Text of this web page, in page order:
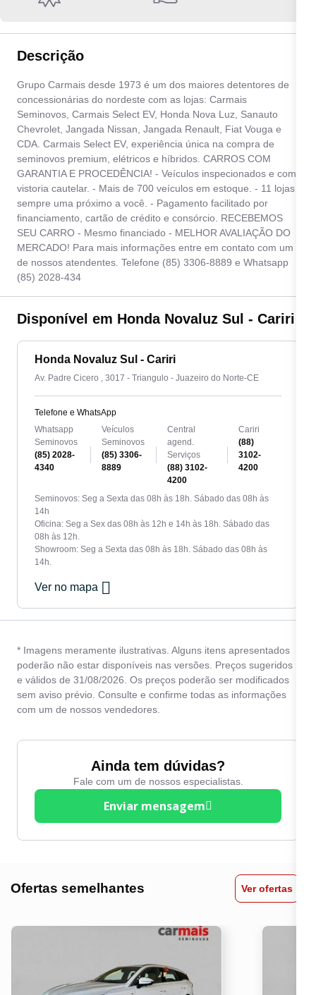
Descrição
Grupo Carmais desde 1973 é um dos maiores detentores de
concessionárias do nordeste com as lojas: Carmais
Seminovos, Carmais Select EV, Honda Nova Luz, Sanauto
Chevrolet, Jangada Nissan, Jangada Renault, Fiat Vouga e
CDA. Carmais Select EV, experiência única na compra de
seminovos premium, elétricos e híbridos. CARROS COM
GARANTIA E PROCEDÊNCIA! - Veículos inspecionados e com
vistoria cautelar. - Mais de 700 veículos em estoque. - 11 lojas
sempre uma próximo a você. - Pagamento facilitado por
financiamento, cartão de crédito e consórcio. RECEBEMOS
SEU CARRO - Mesmo financiado - MELHOR AVALIAÇÃO DO
MERCADO! Para mais informações entre em contato com um
de nossos atendentes. Telefone (85) 3306-8889 e Whatsapp
(85) 2028-434
Disponível em Honda Novaluz Sul - Cariri
Honda Novaluz Sul - Cariri
Av. Padre Cicero , 3017 - Triangulo - Juazeiro do Norte-CE
Telefone e WhatsApp
Whatsapp
Seminovos
(85) 2028-
4340
Veículos
Seminovos
(85) 3306-
8889
Central
agend.
Serviços
(88) 3102-
4200
Cariri
(88)
3102-
4200
Seminovos: Seg a Sexta das 08h às 18h. Sábado das 08h às
14h
Oficina: Seg a Sex das 08h às 12h e 14h às 18h. Sábado das
08h às 12h.
Showroom: Seg a Sexta das 08h às 18h. Sábado das 08h às
14h.
Ver no mapa
* Imagens meramente ilustrativas. Alguns itens apresentados
poderão não estar disponíveis nas versões. Preços sugeridos
e válidos de 31/08/2026. Os preços poderão ser modificados
sem aviso prévio. Consulte e confirme todas as informações
com um de nossos vendedores.
Ainda tem dúvidas?
Fale com um de nossos especialistas.
Enviar mensagem
Quero receber contato por:
E-mail WhatsApp Telefone
Ao informar meus dados, eu concordo com aPolítica de privacidade
Enviar
Ofertas semelhantes Ver ofertas